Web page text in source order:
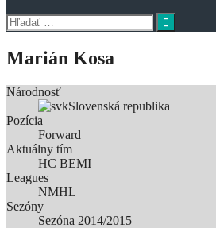
Hľadať:
Marián Kosa
Národnosť
Slovenská republika
Pozícia
Forward
Aktuálny tím
HC BEMI
Leagues
NMHL
Sezóny
Sezóna 2014/2015